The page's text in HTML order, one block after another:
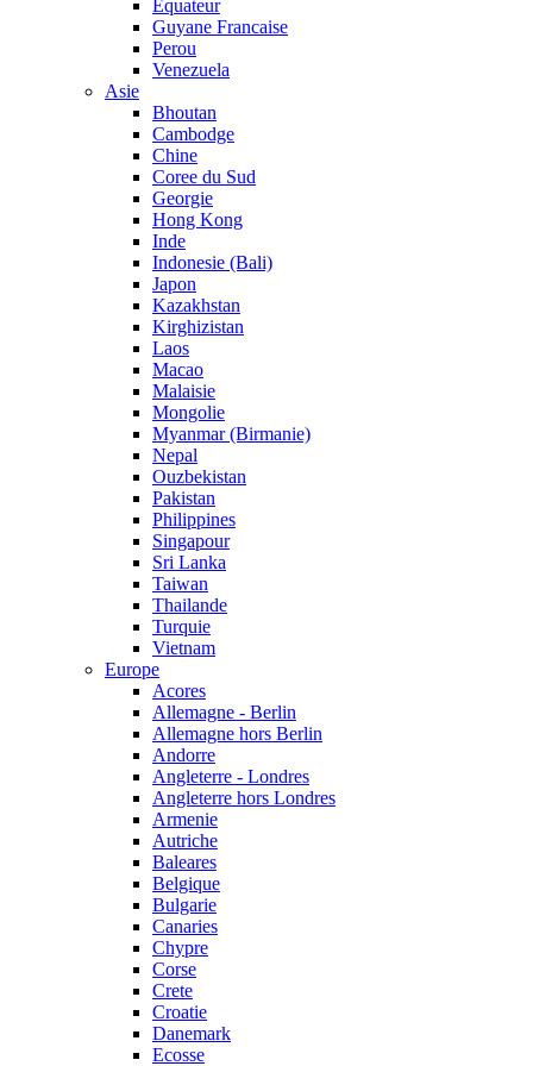
Equateur
Guyane Francaise
Perou
Venezuela
Asie
Bhoutan
Cambodge
Chine
Coree du Sud
Georgie
Hong Kong
Inde
Indonesie (Bali)
Japon
Kazakhstan
Kirghizistan
Laos
Macao
Malaisie
Mongolie
Myanmar (Birmanie)
Nepal
Ouzbekistan
Pakistan
Philippines
Singapour
Sri Lanka
Taiwan
Thailande
Turquie
Vietnam
Europe
Acores
Allemagne - Berlin
Allemagne hors Berlin
Andorre
Angleterre - Londres
Angleterre hors Londres
Armenie
Autriche
Baleares
Belgique
Bulgarie
Canaries
Chypre
Corse
Crete
Croatie
Danemark
Ecosse